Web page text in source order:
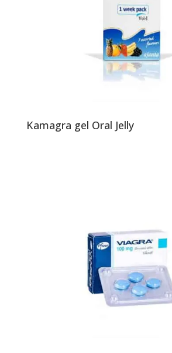
Kamagra gel Oral Jelly